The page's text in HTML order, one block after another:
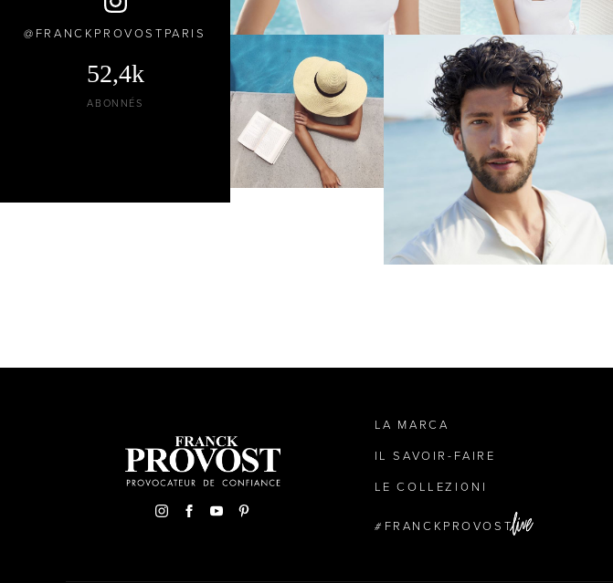
FRANCKPROVOSTPARIS
52,4k
ABONNÉS
LA MARCA
IL SAVOIR-FAIRE
LE COLLEZIONI
FRANCKPROVOST